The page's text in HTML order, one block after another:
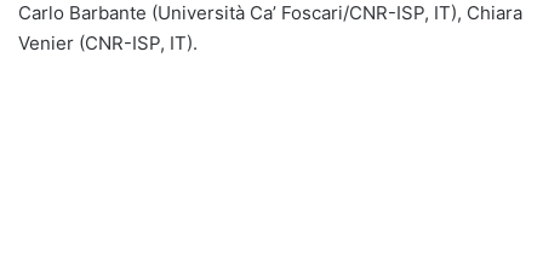
Carlo Barbante (Università Ca’ Foscari/CNR-ISP, IT), Chiara
Venier (CNR-ISP, IT).